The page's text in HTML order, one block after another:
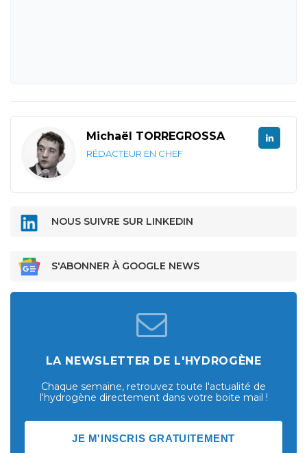
Michaël TORREGROSSA
RÉDACTEUR EN CHEF
NOUS SUIVRE SUR LINKEDIN
S'ABONNER À GOOGLE NEWS
LA NEWSLETTER DE L'HYDROGÈNE
Chaque semaine, retrouvez toute l'actualité de
l'hydrogène directement dans votre boite mail !
JE M'INSCRIS GRATUITEMENT